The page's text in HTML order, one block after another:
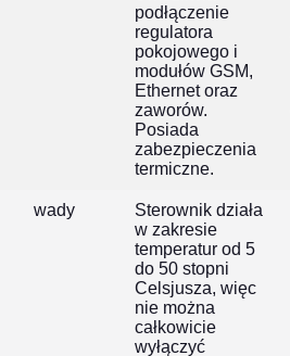
podłączenie
regulatora
pokojowego i
modułów GSM,
Ethernet oraz
zaworów.
Posiada
zabezpieczenia
termiczne.
wady
Sterownik działa
w zakresie
temperatur od 5
do 50 stopni
Celsjusza, więc
nie można
całkowicie
wyłączyć